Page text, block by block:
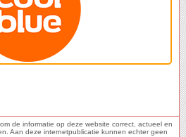
de informatie op deze website correct, actueel en
Aan deze internetpublicatie kunnen echter geen